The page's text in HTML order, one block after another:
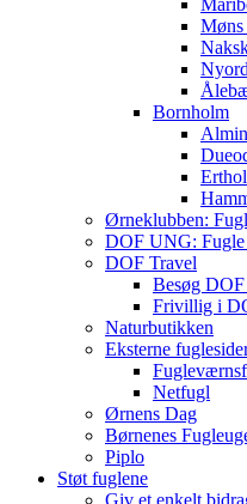
Bornholm
Ørneklubben:
DOF UNG: Fugle
DOF Travel
Besøg
Frivillig i
Naturbutikken
Eksterne
Netfugl
Ørnens Dag
Børnenes
Piplo
Støt fuglene
Giv et enkelt